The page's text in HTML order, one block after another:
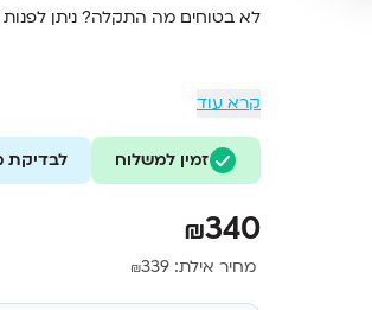
לא בטוחים מה התקלה? ניתן לפנות
קרא עוד
זמין למשלוח לבדיקת
₪340
מחיר אילת: ₪339